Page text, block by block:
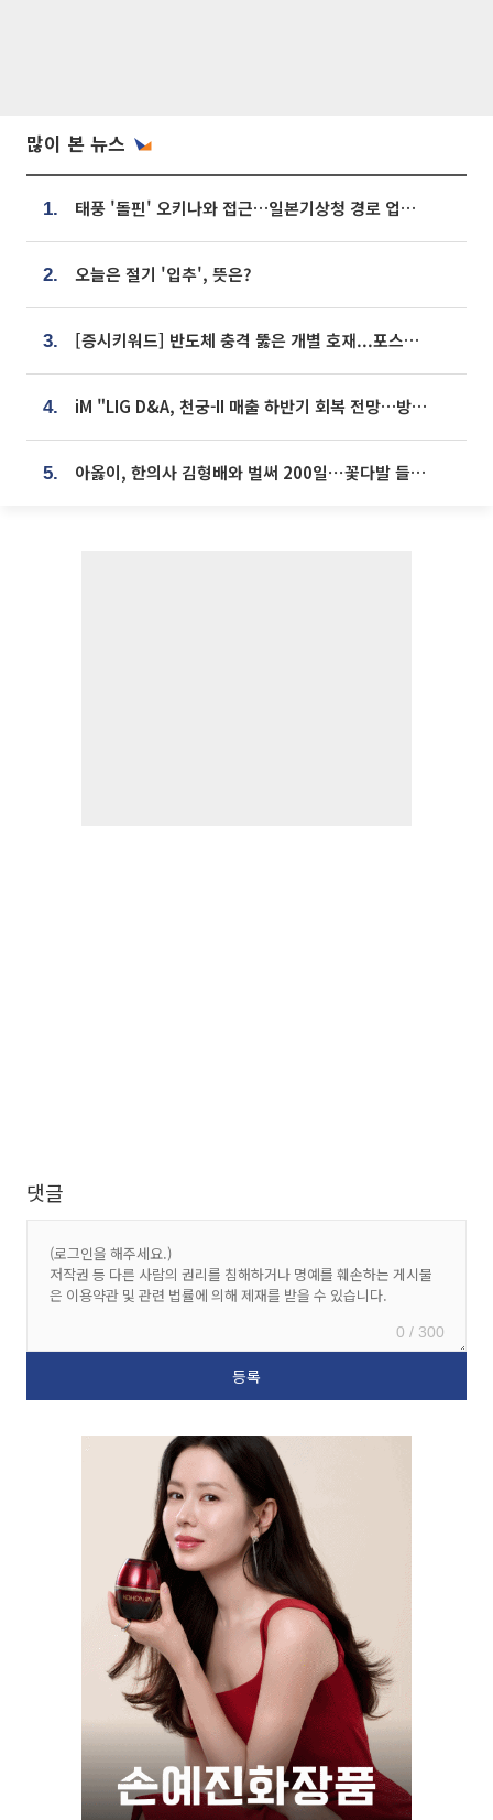
많이 본 뉴스
1. 태풍 '돌핀' 오키나와 접근…일본기상청 경로 업데이트
2. 오늘은 절기 '입추', 뜻은?
3. [증시키워드] 반도체 충격 뚫은 개별 호재...포스코퓨처엠·에코프로·한화솔루션 '눈길'
4. iM "LIG D&A, 천궁-II 매출 하반기 회복 전망…방산 톱픽 유지"
5. 아옳이, 한의사 김형배와 벌써 200일⋯꽃다발 들고 "프러포즈 아냐"
댓글
0 / 300